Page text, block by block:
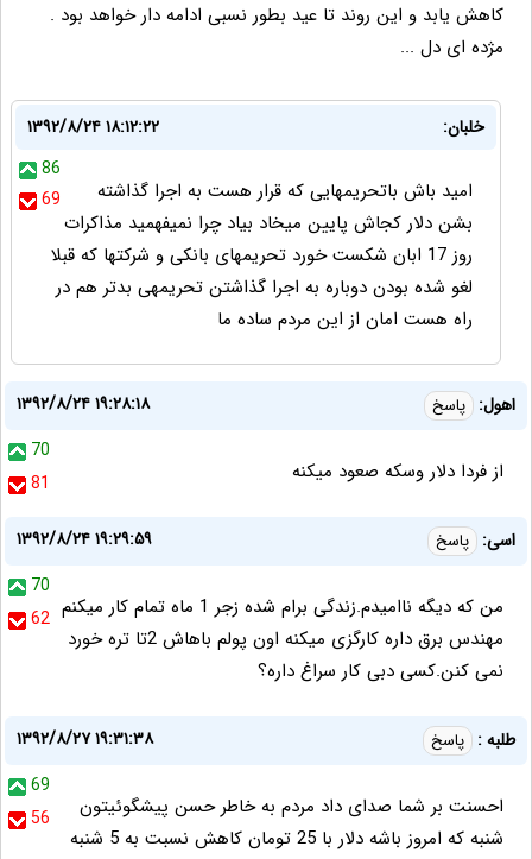
کاهش یابد و این روند تا عید بطور نسبی ادامه دار خواهد بود .
مژده ای دل ...
خلبان:
۱۳۹۲/۸/۲۴ ۱۸:۱۲:۲۲
86
69
امید باش باتحریمهایی که قرار هست به اجرا گذاشته
بشن دلار کجاش پایین میخاد بیاد چرا نمیفهمید مذاکرات
روز 17 ابان شکست خورد تحریمهای بانکی و شرکتها که قبلا
لغو شده بودن دوباره به اجرا گذاشتن تحریمهی بدتر هم در
راه هست امان از این مردم ساده ما
اهول: پاسخ
۱۳۹۲/۸/۲۴ ۱۹:۲۸:۱۸
70
81
از فردا دلار وسکه صعود میکنه
اسی: پاسخ
۱۳۹۲/۸/۲۴ ۱۹:۲۹:۵۹
70
62 من که دیگه ناامیدم.زندگی برام شده زجر 1 ماه تمام کار میکنم
مهندس برق داره کارگزی میکنه اون پولم باهاش 2تا تره خورد
نمی کنن.کسی دبی کار سراغ داره؟
طلبه : پاسخ
۱۳۹۲/۸/۲۷ ۱۹:۳۱:۳۸
69
56
احسنت بر شما صدای داد مردم به خاطر حسن پیشگوئیتون
شنبه که امروز باشه دلار با 25 تومان کاهش نسبت به 5 شنبه